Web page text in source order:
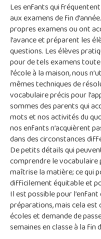
Les enfants qui
aux examens de fin
propres examens ou ont
l’avance et préparent les
questions. Les élèves
pour de tels examens
l’école à la maison, nous
mêmes techniques de
vocabulaire précis pour
sommes des parents qui
mots et nos activités du
nos enfants n’acquièrent
dans des circonstances
De petits détails qui
comprendre le vocabulaire
maîtrise la matière; ce qui
difficilement équitable et
Il est possible pour
préparations, mais cela
écoles et demande de
semaines en classe à la fin